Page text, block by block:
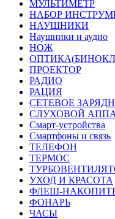
МУЛЬТИМЕТР
НАБОР
НАУШНИКИ
Наушники и аудио
НОЖ
ПРОЕКТОР
РАДИО
РАЦИЯ
СЕТЕВОЕ
СЛУХОВОЙ
Смарт-устройства
Смартфоны и связь
ТЕЛЕФОН
ТЕРМОС
УХОД И КРАСОТА
ФЛЕШ-
ФОНАРЬ
ЧАСЫ